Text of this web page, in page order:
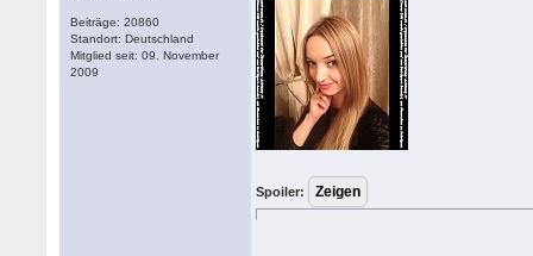
Beiträge: 20860
Standort: Deutschland
Mitglied seit: 09. November
2009
Spoiler: